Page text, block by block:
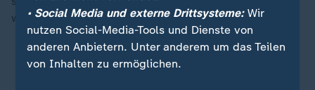
wirksam vermeiden.
Entkalkung
• Social Media und externe Drittsysteme:Wir
nutzen Social-Media-Tools und Dienste von
anderen Anbietern. Unter anderem um das Teilen
von Inhalten zu ermöglichen.